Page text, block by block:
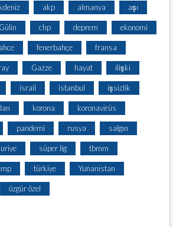
akp almanya aşı
chp deprem ekonomi
fenerbahçe fransa
Gazze hayat ilişki
israil istanbul işsizlik
korona koronavirüs
pandemi rusya salgın
süper lig tbmm
türkiye Yunanistan
özgür özel